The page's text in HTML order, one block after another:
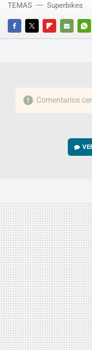
FACEBOOKTWITTERFLIPBOARD
E-
TEMAS Superbikes
Comentarios